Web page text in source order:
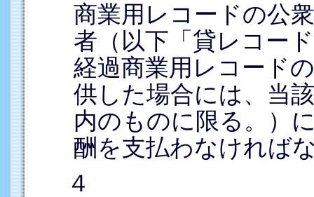
商業用レコードの公
者（以下「貸レコー
経過商業用レコード
供した場合には、当
内のものに限る。）
酬を支払わなければ
４